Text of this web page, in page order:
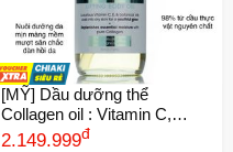
[MỸ] Dầu dưỡng thể
Collagen oil : Vitamin C,
Vitamin E cho cổ, decollete,
2.149.999đ